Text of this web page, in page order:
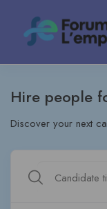
Hire people
Discover your next